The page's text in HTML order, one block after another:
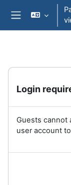
Atvērt galveno
Sānu panelis
Login
Guests cannot
user account